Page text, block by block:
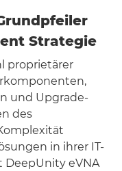
Strategie
proprietärer
und Upgrade-
des
in ihrer IT-
DeepUnity eVNA